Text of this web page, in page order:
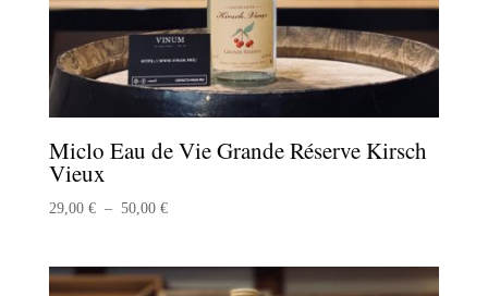
Miclo Eau de Vie Grande Réserve Kirsch
Vieux
29,00 € – 50,00 €Plage
29,00 €